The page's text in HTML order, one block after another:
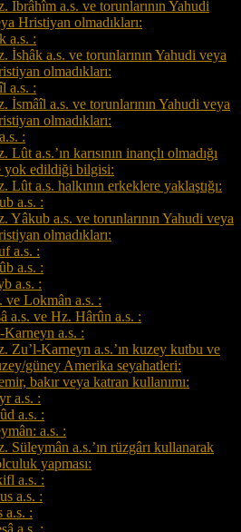
İbrâhîm a.s. ve torunlarının Yahudi
Hristiyan olmadıkları:
a.s. :
İshâk a.s. ve torunlarının Yahudi veya
olmadıkları:
a.s. :
İsmâîl a.s. ve torunlarının Yahudi veya
olmadıkları:
:
Lût a.s.’ın karısının inançlı olmadığı
yok edildiği bilgisi:
Lût a.s. halkının erkeklere yaklaştığı:
a.s. :
Yâkub a.s. ve torunlarının Yahudi veya
olmadıkları:
a.s. :
a.s. :
a.s. :
ve Lokmân a.s. :
a.s. ve Hz. Hârûn a.s. :
Karneyn a.s. :
Zu’l-Karneyn a.s.’ın kuzey kutbu ve
güney Amerika seyahatleri:
bakır veya katran kullanımı:
a.s. :
a.s. :
a.s. :
Süleymân a.s.’ın rüzgârı kullanarak
yapması:
a.s. :
a.s. :
a.s. :
a.s. :